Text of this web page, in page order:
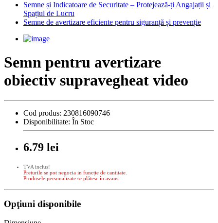
Semne și Indicatoare de Securitate – Protejează-ți Angajații și
Spațiul de Lucru
Semne de avertizare eficiente pentru siguranță și prevenție
Semn pentru avertizare
obiectiv supravegheat video
Cod produs: 230816090746
Disponibilitate: În Stoc
6.79 lei
TVA inclus!
Preturile se pot negocia in funcție de cantitate.
Produsele personalizate se plătesc în avans.
Opţiuni disponibile